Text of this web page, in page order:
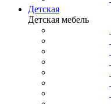
Детская
Детская мебель